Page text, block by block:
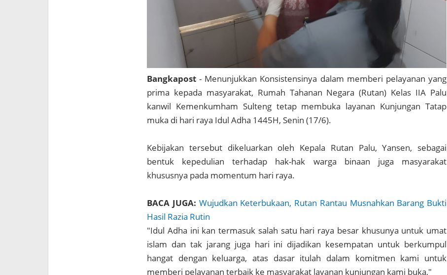
Bangkapost- Menunjukkan Konsistensinya dalam memberi pelayanan yang
prima kepada masyarakat, Rumah Tahanan Negara (Rutan) Kelas IIA Palu
kanwil Kemenkumham Sulteng tetap membuka layanan Kunjungan Tatap
muka di hari raya Idul Adha 1445H, Senin (17/6).
Kebijakan tersebut dikeluarkan oleh Kepala Rutan Palu, Yansen, sebagai
bentuk kepedulian terhadap hak-hak warga binaan juga masyarakat
khususnya pada momentum hari raya.
BACA JUGA: Wujudkan Keterbukaan, Rutan Rantau Musnahkan Barang Bukti
Hasil Razia Rutin
"Idul Adha ini kan termasuk salah satu hari raya besar khusunya untuk umat
islam dan tak jarang juga hari ini dijadikan kesempatan untuk berkumpul
hangat dengan keluarga, atas dasar itulah dalam komitmen kami untuk
memberi pelayanan terbaik ke masyarakat layanan kunjungan kami buka,"